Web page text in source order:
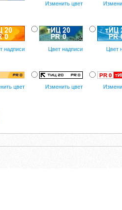
Изменить цвет
надписи Цвет надписи Цвет
цвет Изменить цвет